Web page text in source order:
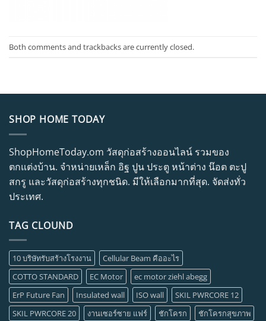
Both comments and trackbacks are currently closed.
SHOP HOME TODAY
ShopHomeToday.om วัสดุก่อสร้างออนไลน์ รวมของ
ตกแต่งบ้าน. จำหน่ายเหล็ก อิฐ ปูน ประตู หน้าต่าง น๊อต ตะปู
สกรู และวัสดุก่อสร้างทุกชนิด. มีให้เลือกมากที่สุด. จัดส่งทั่ว
ประเทศ.
TAG CLOUND
10 บริษัทรับสร้างโรงงาน
Cellular Beam คืออะไร
COTTO STANDARD
EC Motor
ec motor ziehl abegg
ErP Future Fan
Insulated wall ISO wall
SKIL PWRCORE 12
SKIL PWRCORE 20
งานเซอร์ซาย แฟร์ ชักโครก
ชักโครกสุขภาพ